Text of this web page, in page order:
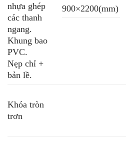
nhựa ghép
các thanh
ngang.
Khung bao
PVC.
Nẹp chỉ +
bản lề.
900×2200(mm)
Khóa tròn
trơn